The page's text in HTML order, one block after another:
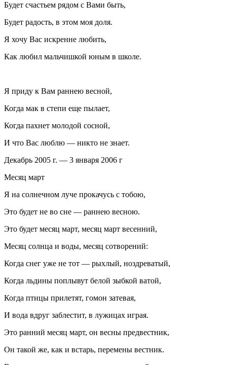
Будет счастьем рядом с Вами быть,
Будет радость, в этом моя доля.
Я хочу Вас искренне любить,
Как любил мальчишкой юным в школе.
Я приду к Вам раннею весной,
Когда мак в степи еще пылает,
Когда пахнет молодой сосной,
И что Вас люблю — никто не знает.
Декабрь 2005 г. — 3 января 2006 г
Месяц март
Я на солнечном луче прокачусь с тобою,
Это будет не во сне — раннею весною.
Это будет месяц март, месяц март весенний,
Месяц солнца и воды, месяц сотворений:
Когда снег уже не тот — рыхлый, ноздреватый,
Когда льдины поплывут белой зыбкой ватой,
Когда птицы прилетят, гомон затевая,
И вода вдруг заблестит, в лужицах играя.
Это ранний месяц март, он весны предвестник,
Он такой же, как и встарь, перемены вестник.